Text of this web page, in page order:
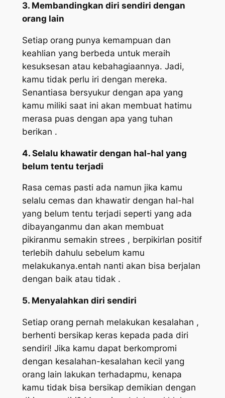
3. Membandingkan diri sendiri dengan
orang lain
Setiap orang punya kemampuan dan
keahlian yang berbeda untuk meraih
kesuksesan atau kebahagiaannya. Jadi,
kamu tidak perlu iri dengan mereka.
Senantiasa bersyukur dengan apa yang
kamu miliki saat ini akan membuat hatimu
merasa puas dengan apa yang tuhan
berikan .
4. Selalu khawatir dengan hal-hal yang
belum tentu terjadi
Rasa cemas pasti ada namun jika kamu
selalu cemas dan khawatir dengan hal-hal
yang belum tentu terjadi seperti yang ada
dibayanganmu dan akan membuat
pikiranmu semakin strees , berpikirlan positif
terlebih dahulu sebelum kamu
melakukanya.entah nanti akan bisa berjalan
dengan baik atau tidak .
5. Menyalahkan diri sendiri
Setiap orang pernah melakukan kesalahan ,
berhenti bersikap keras kepada pada diri
sendiri! Jika kamu dapat berkompromi
dengan kesalahan-kesalahan kecil yang
orang lain lakukan terhadapmu, kenapa
kamu tidak bisa bersikap demikian dengan